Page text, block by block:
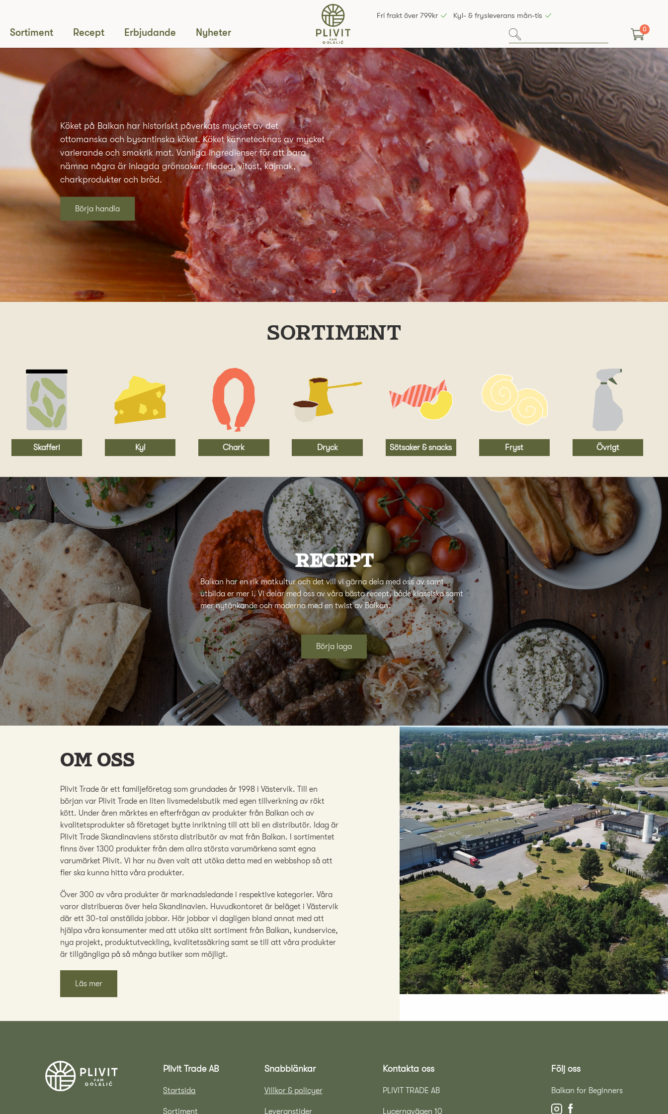
Sortiment Recept Erbjudande Nyheter
Fri frakt över 799kr Kyl- & frysleverans mån-tis
0
Köket på Balkan har historiskt påverkats mycket av det
ottomanska och bysantinska köket. Köket kännetecknas av mycket
varierande och smakrik mat. Vanliga ingredienser för att bara
nämna några är inlagda grönsaker, filodeg, vitost, kajmak,
charkprodukter och bröd.
Börja handla
sortiment
Skafferi Kyl Chark Dryck Sötsaker & snacks Fryst Övrigt
Recept
Balkan har en rik matkultur och det vill vi gärna dela med oss av samt
utbilda er mer i. Vi delar med oss av våra bästa recept, både klassiska samt
mer nytänkande och moderna med en twist av Balkan.
Börja laga
Om oss
Plivit Trade är ett familjeföretag som grundades år 1998 i Västervik. Till en
början var Plivit Trade en liten livsmedelsbutik med egen tillverkning av rökt
kött. Under åren märktes en efterfrågan av produkter från Balkan och av
kvalitetsprodukter så företaget bytte inriktning till att bli en distributör. Idag är
Plivit Trade Skandinaviens största distributör av mat från Balkan. I sortimentet
finns över 1300 produkter från dem allra största varumärkena samt egna
varumärket Plivit. Vi har nu även valt att utöka detta med en webbshop så att
fler ska kunna hitta våra produkter.
Över 300 av våra produkter är marknadsledande i respektive kategorier. Våra
varor distribueras över hela Skandinavien. Huvudkontoret är beläget i Västervik
där ett 30-tal anställda jobbar. Här jobbar vi dagligen bland annat med att
hjälpa våra konsumenter med att utöka sitt sortiment från Balkan, kundservice,
nya projekt, produktutveckling, kvalitetssäkring samt se till att våra produkter
är tillgängliga på så många butiker som möjligt.
Läs mer
Plivit Trade AB
Startsida
Sortiment
Snabblänkar
Villkor & policyer
Leveranstider
Kontakta oss
PLIVIT TRADE AB
Lucernavägen 10
Följ oss
Balkan for Beginners